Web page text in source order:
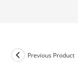
Previous Product